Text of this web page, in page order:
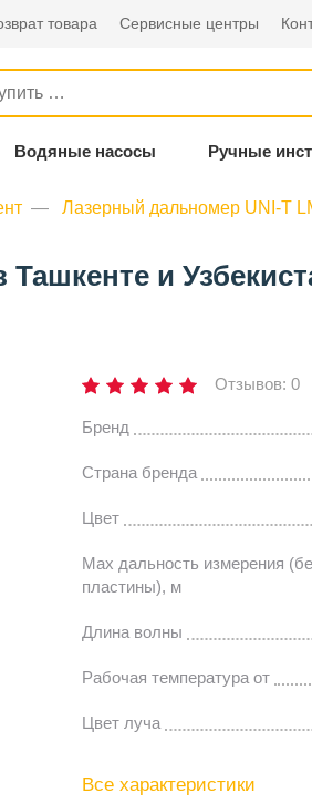
товара Сервисные центры
Водяные насосы Ручные
Лазерный дальномер UNI-T
и
Отзывов: 0
Бренд
Страна бренда
Цвет
Мах дальность измерения
пластины), м
Длина волны
Рабочая температура от
Цвет луча
Все характеристики